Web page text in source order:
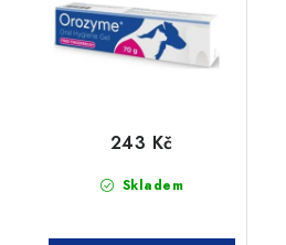
Skladem
243 Kč